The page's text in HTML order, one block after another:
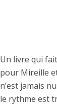
Un livre qui
pour Mireille
n’est jamais
le rythme est